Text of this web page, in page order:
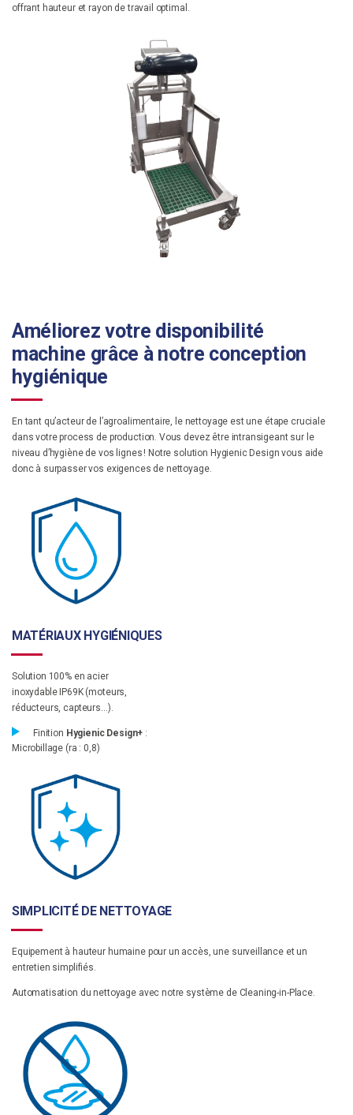
offrant hauteur et rayon de travail optimal.
Améliorez votre disponibilité
machine grâce à notre conception
hygiénique
En tant qu’acteur de l’agroalimentaire, le nettoyage est une étape cruciale
dans votre process de production. Vous devez être intransigeant sur le
niveau d’hygiène de vos lignes ! Notre solution Hygienic Design vous aide
donc à surpasser vos exigences de nettoyage.
MATÉRIAUX HYGIÉNIQUES
Solution 100% en acier
inoxydable IP69K (moteurs,
réducteurs, capteurs…).
Finition Hygienic Design+ :
Microbillage (ra : 0,8)
SIMPLICITÉ DE NETTOYAGE
Equipement à hauteur humaine pour un accès, une surveillance et un
entretien simplifiés.
Automatisation du nettoyage avec notre système de Cleaning-in-Place.